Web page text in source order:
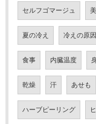
セルフゴマージュ
夏の冷え 冷えの原因
食事 内臓温度
乾燥 汗 あせも
ハーブピーリング